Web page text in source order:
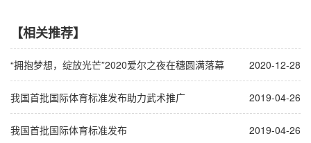
【相关推荐】
2020-12-28
“拥抱梦想，绽放光芒”2020爱尔之夜在穗圆满落幕
2019-04-26
我国首批国际体育标准发布助力武术推广
2019-04-26
我国首批国际体育标准发布